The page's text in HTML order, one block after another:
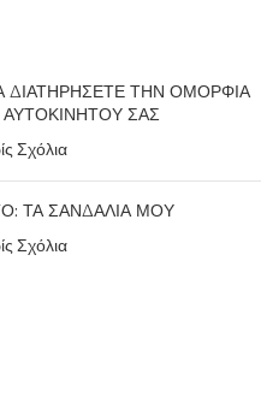
ΔΙΑΤΗΡΗΣΕΤΕ ΤΗΝ ΟΜΟΡΦΙΑ
ΣΑΣ
Σχόλια
ΤΑ ΣΑΝΔΑΛΙΑ ΜΟΥ
Σχόλια